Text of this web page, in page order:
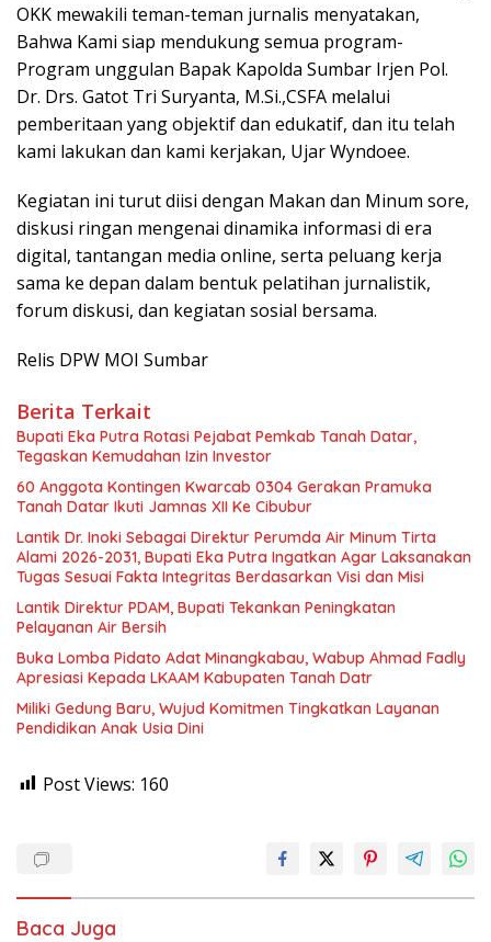
OKK mewakili teman-teman jurnalis menyatakan,
Bahwa Kami siap mendukung semua program-
Program unggulan Bapak Kapolda Sumbar Irjen Pol.
Dr. Drs. Gatot Tri Suryanta, M.Si.,CSFA melalui
pemberitaan yang objektif dan edukatif, dan itu telah
kami lakukan dan kami kerjakan, Ujar Wyndoee.
Kegiatan ini turut diisi dengan Makan dan Minum sore,
diskusi ringan mengenai dinamika informasi di era
digital, tantangan media online, serta peluang kerja
sama ke depan dalam bentuk pelatihan jurnalistik,
forum diskusi, dan kegiatan sosial bersama.
Relis DPW MOI Sumbar
Berita Terkait
Bupati Eka Putra Rotasi Pejabat Pemkab Tanah Datar,
Tegaskan Kemudahan Izin Investor
60 Anggota Kontingen Kwarcab 0304 Gerakan Pramuka
Tanah Datar Ikuti Jamnas XII Ke Cibubur
Lantik Dr. Inoki Sebagai Direktur Perumda Air Minum Tirta
Alami 2026-2031, Bupati Eka Putra Ingatkan Agar Laksanakan
Tugas Sesuai Fakta Integritas Berdasarkan Visi dan Misi
Lantik Direktur PDAM, Bupati Tekankan Peningkatan
Pelayanan Air Bersih
Buka Lomba Pidato Adat Minangkabau, Wabup Ahmad Fadly
Apresiasi Kepada LKAAM Kabupaten Tanah Datr
Miliki Gedung Baru, Wujud Komitmen Tingkatkan Layanan
Pendidikan Anak Usia Dini
Post Views: 160
Baca Juga